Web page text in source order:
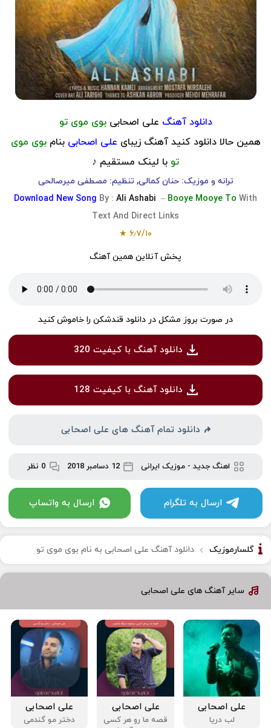
دانلود آهنگ علی اصحابی بوی موی تو
همین حالا دانلود کنید آهنگ زیبای علی اصحابی بنامبوی موی
تو با لینک مستقیم ♪
ترانه و موزیک: حنان کمالی, تنظیم: مصطفی میرصالحی
Download New Song By : Ali Ashabi – Booye Mooye To With
Text And Direct Links
۶٫۷/۱۰
★
پخش آنلاین همین آهنگ
در صورت بروز مشکل در دانلود قندشکن را خاموش کنید
دانلود آهنگ با کیفیت 320
دانلود آهنگ با کیفیت 128
دانلود تمام آهنگ های علی اصحابی
اهنگ جدید- موزیک ایرانی 12 دسامبر 2018 0 نظر
ارسال به تلگرام ارسال به واتساپ
گلسارموزیک دانلود آهنگ علی اصحابی به نام بوی موی تو
سایر آهنگ های علی اصحابی
علی اصحابی
لب دریا
علی اصحابی
قصه ما رو هر کسی
علی اصحابی
دختر مو گندمی